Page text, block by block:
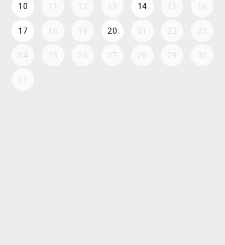
10 11 12 13 14 15 16
17 18 19 20 21 22 23
24 25 26 27 28 29 30
31